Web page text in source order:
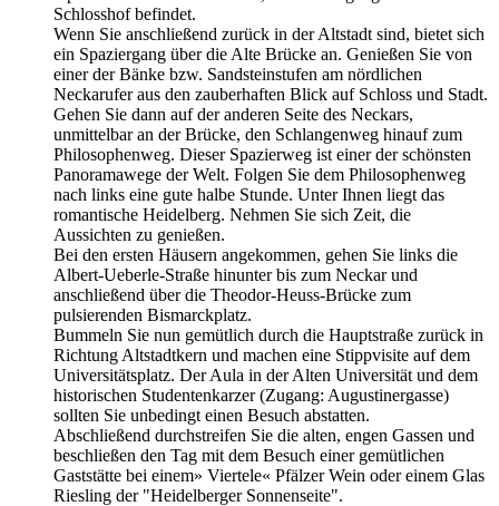
Schlosshof befindet.
Wenn Sie anschließend zurück in der Altstadt sind, bietet sich
ein Spaziergang über die Alte Brücke an. Genießen Sie von
einer der Bänke bzw. Sandsteinstufen am nördlichen
Neckarufer aus den zauberhaften Blick auf Schloss und Stadt.
Gehen Sie dann auf der anderen Seite des Neckars,
unmittelbar an der Brücke, den Schlangenweg hinauf zum
Philosophenweg. Dieser Spazierweg ist einer der schönsten
Panoramawege der Welt. Folgen Sie dem Philosophenweg
nach links eine gute halbe Stunde. Unter Ihnen liegt das
romantische Heidelberg. Nehmen Sie sich Zeit, die
Aussichten zu genießen.
Bei den ersten Häusern angekommen, gehen Sie links die
Albert-Ueberle-Straße hinunter bis zum Neckar und
anschließend über die Theodor-Heuss-Brücke zum
pulsierenden Bismarckplatz.
Bummeln Sie nun gemütlich durch die Hauptstraße zurück in
Richtung Altstadtkern und machen eine Stippvisite auf dem
Universitätsplatz. Der Aula in der Alten Universität und dem
historischen Studentenkarzer (Zugang: Augustinergasse)
sollten Sie unbedingt einen Besuch abstatten.
Abschließend durchstreifen Sie die alten, engen Gassen und
beschließen den Tag mit dem Besuch einer gemütlichen
Gaststätte bei einem» Viertele« Pfälzer Wein oder einem Glas
Riesling der "Heidelberger Sonnenseite".